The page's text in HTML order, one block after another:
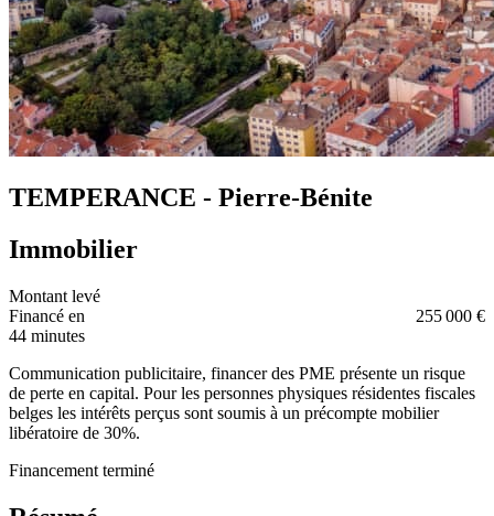
TEMPERANCE - Pierre-Bénite
Immobilier
Montant levé
255 000 €
Financé en
44 minutes
Communication publicitaire, financer des PME présente un risque
de perte en capital. Pour les personnes physiques résidentes fiscales
belges les intérêts perçus sont soumis à un précompte mobilier
libératoire de 30%.
Financement terminé